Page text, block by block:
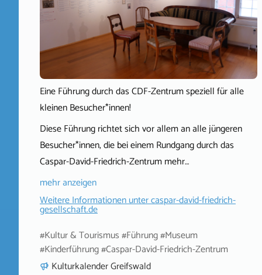
Eine Führung durch das CDF-Zentrum speziell für alle
kleinen Besucher*innen!
Diese Führung richtet sich vor allem an alle jüngeren
Besucher*innen, die bei einem Rundgang durch das
Caspar-David-Friedrich-Zentrum mehr…
mehr anzeigen
Weitere Informationen untercaspar-david-friedrich-
gesellschaft.de
#Kultur & Tourismus #Führung #Museum
#Kinderführung #Caspar-David-Friedrich-Zentrum
Kulturkalender Greifswald